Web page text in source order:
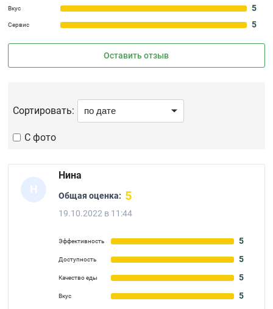
Вкус 5
Сервис 5
Оставить отзыв
С фото
Сортировать:
Н
Нина
Общая оценка: 5
19.10.2022 в 11:44
Эффективность 5
Доступность 5
Качество еды 5
Вкус 5